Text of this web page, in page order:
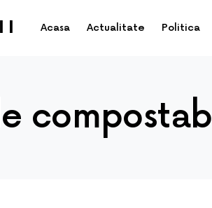
Acasa Actualitate Politica